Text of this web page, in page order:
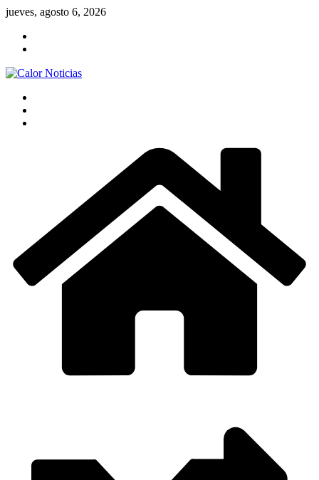
Saltar
contenido
jueves, agosto 6, 2026